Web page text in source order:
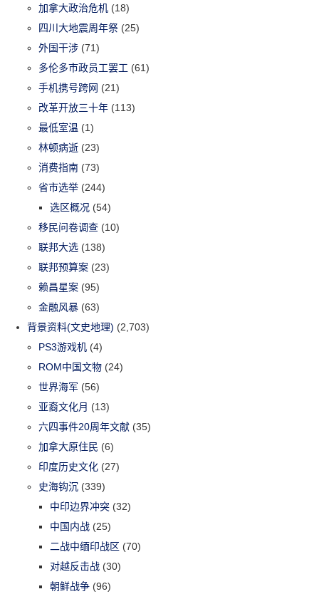
加拿大政治危机 (18)
四川大地震周年祭 (25)
外国干涉 (71)
多伦多市政员工罢工 (61)
手机携号跨网 (21)
改革开放三十年 (113)
最低室温 (1)
林顿病逝 (23)
消费指南 (73)
省市选举 (244)
选区概况 (54)
移民问卷调查 (10)
联邦大选 (138)
联邦预算案 (23)
赖昌星案 (95)
金融风暴 (63)
背景资料(文史地理) (2,703)
PS3游戏机 (4)
ROM中国文物 (24)
世界海军 (56)
亚裔文化月 (13)
六四事件20周年文献 (35)
加拿大原住民 (6)
印度历史文化 (27)
史海钩沉 (339)
中印边界冲突 (32)
中国内战 (25)
二战中缅印战区 (70)
对越反击战 (30)
朝鲜战争 (96)